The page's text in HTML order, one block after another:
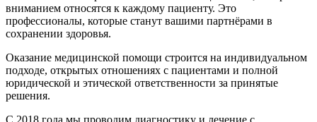
вниманием относятся к каждому пациенту. Это
профессионалы, которые станут вашими партнёрами в
сохранении здоровья.
Оказание медицинской помощи строится на индивидуальном
подходе, открытых отношениях с пациентами и полной
юридической и этической ответственности за принятые
решения.
С 2018 года мы проводим диагностику и лечение с